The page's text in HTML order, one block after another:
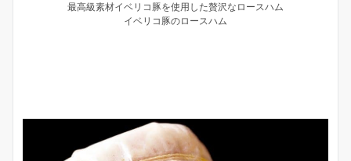
最高級素材イベリコ豚を使用した贅沢なロースハム
イベリコ豚のロースハム